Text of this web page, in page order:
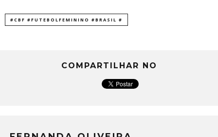
#CBF #FUTEBOLFEMININO #BRASIL #
COMPARTILHAR NO